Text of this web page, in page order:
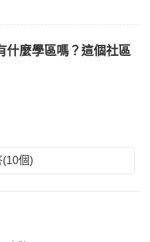
什麼學區嗎？這個社區
(10個)